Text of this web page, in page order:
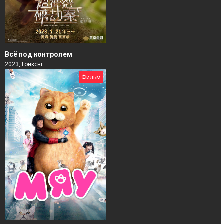
Всё под контролем
2023, Гонконг
Фильм